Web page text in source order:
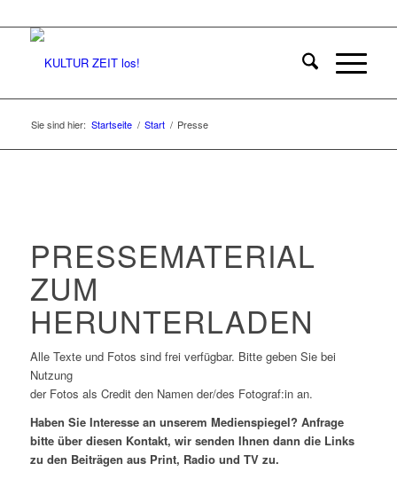
Sie sind hier: Startseite / Start / Presse
PRESSEMATERIAL
ZUM
HERUNTERLADEN
Alle Texte und Fotos sind frei verfügbar. Bitte geben Sie bei
Nutzung
der Fotos als Credit den Namen der/des Fotograf:in an.
Haben Sie Interesse an unserem Medienspiegel? Anfrage
bitte über diesen Kontakt, wir senden Ihnen dann die Links
zu den Beiträgen aus Print, Radio und TV zu.